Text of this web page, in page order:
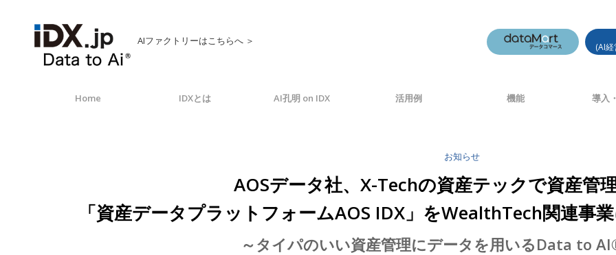
AIファクトリーはこちらへ ＞ (AI
Home IDXとは AI孔明 on IDX 活用例 機能 導入
お知らせ
AOSデータ社、X-Techの資産テックで資産管
「資産データプラットフォームAOS IDX」をWealthTech関連事
～タイパのいい資産管理にデータを用いるData to